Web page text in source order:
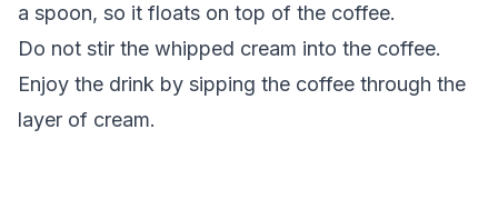
a spoon, so it floats on top of the coffee.
Do not stir the whipped cream into the coffee.
Enjoy the drink by sipping the coffee through the
layer of cream.